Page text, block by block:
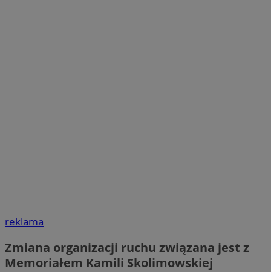
reklama
Zmiana organizacji ruchu związana jest z
Memoriałem Kamili Skolimowskiej